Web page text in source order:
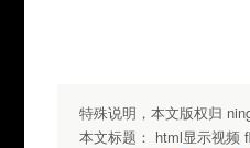
本文标题： html显示视频